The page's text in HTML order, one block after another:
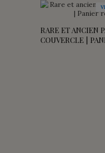
RARE ET ANCIEN
COUVERCLE |